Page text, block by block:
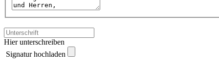
Hier unterschreiben
Signatur hochladen